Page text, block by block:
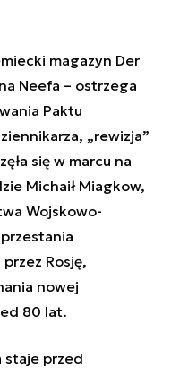
magazyn Der
Neefa – ostrzega
Paktu
„rewizja”
się w marcu na
Michaił Miagkow,
Wojskowo-
Rosję,
nowej
80 lat.
staje przed